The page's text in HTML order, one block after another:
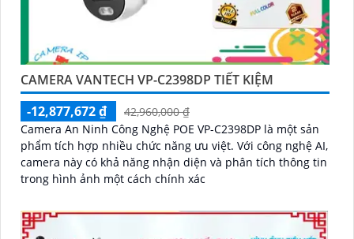
CAMERA VANTECH VP-C2398DP TIẾT KIỆM
-12,877,672 ₫
42,960,000 ₫
Camera An Ninh Công Nghệ POE VP-C2398DP là một sản
phẩm tích hợp nhiều chức năng ưu việt. Với công nghệ AI,
camera này có khả năng nhận diện và phân tích thông tin
trong hình ảnh một cách chính xác